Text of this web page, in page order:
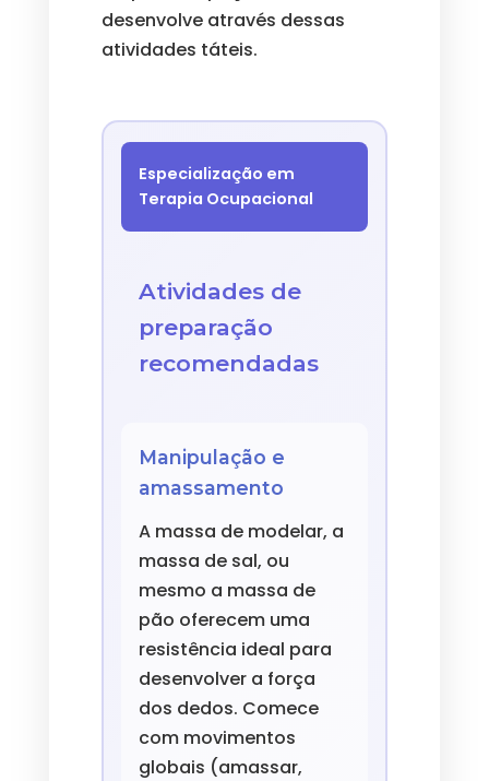
desenvolve através dessas
atividades táteis.
Especialização em
Terapia Ocupacional
Atividades de
preparação
recomendadas
Manipulação e
amassamento
A massa de modelar, a
massa de sal, ou
mesmo a massa de
pão oferecem uma
resistência ideal para
desenvolver a força
dos dedos. Comece
com movimentos
globais (amassar,